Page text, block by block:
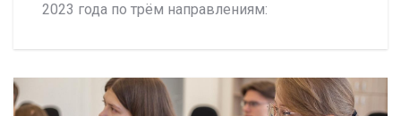
2023 года по трём направлениям: